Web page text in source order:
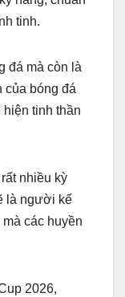
tinh.
đá mà còn là
của bóng đá
hiện tinh thần
nhiều kỳ
là người kế
các huyền
2026,